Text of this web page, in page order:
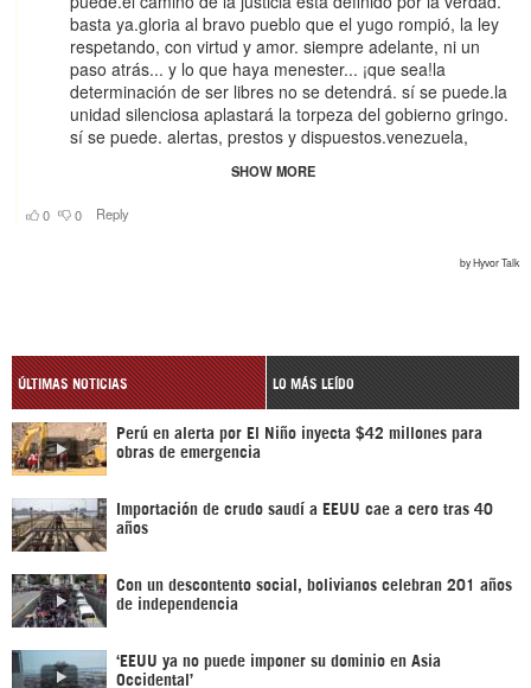
ÚLTIMAS NOTICIAS LO MÁS LEÍDO
Perú en alerta por El Niño inyecta $42 millones para
obras de emergencia
Importación de crudo saudí a EEUU cae a cero tras 40
años
Con un descontento social, bolivianos celebran 201 años
de independencia
‘EEUU ya no puede imponer su dominio en Asia
Occidental’